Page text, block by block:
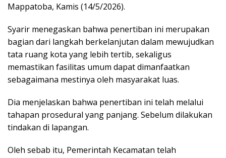
Mappatoba, Kamis (14/5/2026).
Syarir menegaskan bahwa penertiban ini merupakan
bagian dari langkah berkelanjutan dalam mewujudkan
tata ruang kota yang lebih tertib, sekaligus
memastikan fasilitas umum dapat dimanfaatkan
sebagaimana mestinya oleh masyarakat luas.
Dia menjelaskan bahwa penertiban ini telah melalui
tahapan prosedural yang panjang. Sebelum dilakukan
tindakan di lapangan.
Oleh sebab itu, Pemerintah Kecamatan telah